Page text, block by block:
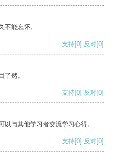
不能忘怀。
支持[0] 反对[0]
了然。
支持[0] 反对[0]
与其他学习者交流学习心得。
支持[0] 反对[0]